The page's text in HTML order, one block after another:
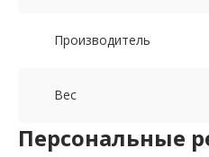
Производитель
Вес
Персональные